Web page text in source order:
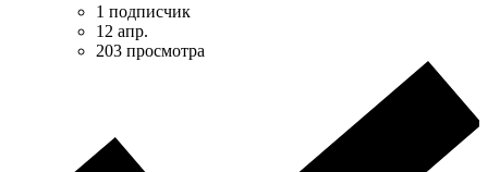
1 подписчик
12 апр.
203 просмотра